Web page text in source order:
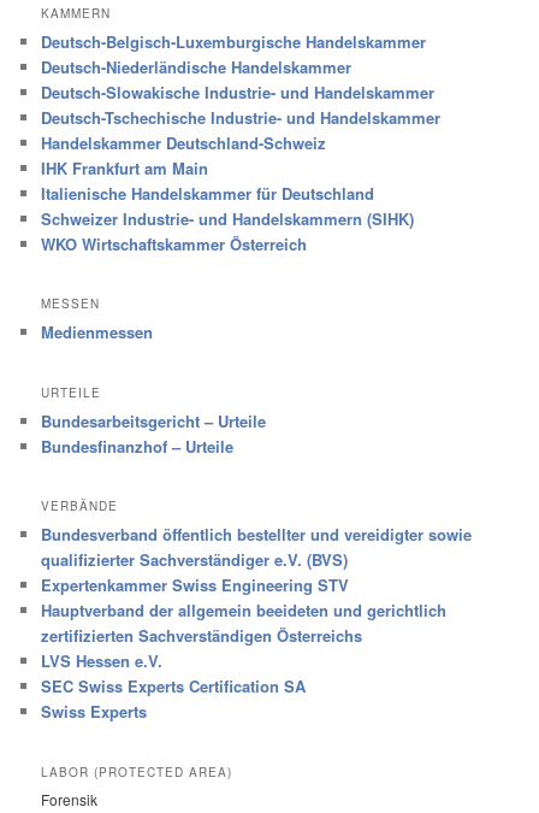
KAMMERN
Deutsch-Belgisch-Luxemburgische Handelskammer
Deutsch-Niederländische Handelskammer
Deutsch-Slowakische Industrie- und Handelskammer
Deutsch-Tschechische Industrie- und Handelskammer
Handelskammer Deutschland-Schweiz
IHK Frankfurt am Main
Italienische Handelskammer für Deutschland
Schweizer Industrie- und Handelskammern (SIHK)
WKO Wirtschaftskammer Österreich
MESSEN
Medienmessen
URTEILE
Bundesarbeitsgericht – Urteile
Bundesfinanzhof – Urteile
VERBÄNDE
Bundesverband öffentlich bestellter und vereidigter sowie
qualifizierter Sachverständiger e.V. (BVS)
Expertenkammer Swiss Engineering STV
Hauptverband der allgemein beeideten und gerichtlich
zertifizierten Sachverständigen Österreichs
LVS Hessen e.V.
SEC Swiss Experts Certification SA
Swiss Experts
LABOR (PROTECTED AREA)
Forensik